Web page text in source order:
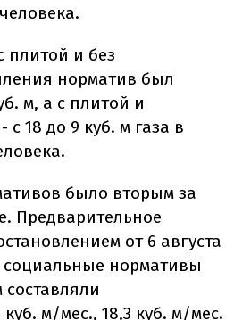
плитой и без
норматив был
м, а с плитой и
с 18 до 9 куб. м газа в
было вторым за
Предварительное
от 6 августа
социальные нормативы
куб. м/мес., 18,3 куб. м/мес.